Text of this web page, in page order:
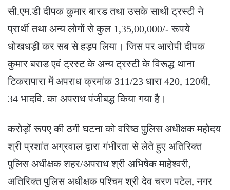
सी.एम.डी दीपक कुमार बारड तथा उसके साथी ट्रस्टी ने
प्रार्थी तथा अन्य लोगों से कुल 1,35,00,000/- रूपये
धोखधड़ी कर सब से हड़प लिया। जिस पर आरोपी दीपक
कुमार बराड एवं ट्रस्ट के अन्य ट्रस्टी के विरूद्ध थाना
टिकरापारा में अपराध क्रमांक 311/23 धारा 420, 120बी,
34 भादवि. का अपराध पंजीबद्ध किया गया है।
करोड़ों रूपए की ठगी घटना को वरिष्ठ पुलिस अधीक्षक महोदय
श्री प्रशांत अग्रवाल द्वारा गंभीरता से लेते हुए अतिरिक्त
पुलिस अधीक्षक शहर/अपराध श्री अभिषेक माहेश्वरी,
अतिरिक्त पुलिस अधीक्षक पश्चिम श्री देव चरण पटेल, नगर